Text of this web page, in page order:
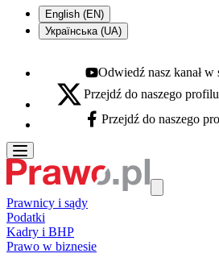
English (EN)
Українська (UA)
Youtube - otwiera się w nowej
Odwiedź nasz kanał w
X - otwiera się w nowej karcie
Przejdź do naszego
Facebook - otwiera się w nowej
Przejdź do naszego
Prawnicy i sądy
Podatki
Kadry i BHP
Prawo w biznesie